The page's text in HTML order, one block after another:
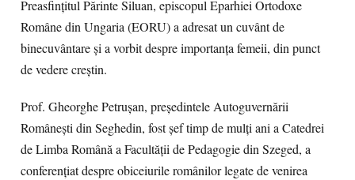
Preasfințitul Părinte Siluan, episcopul Eparhiei Ortodoxe
Române din Ungaria (EORU) a adresat un cuvânt de
binecuvântare și a vorbit despre importanța femeii, din punct
de vedere creștin.
Prof. Gheorghe Petrușan, președintele Autoguvernării
Românești din Seghedin, fost șef timp de mulți ani a Catedrei
de Limba Română a Facultății de Pedagogie din Szeged, a
conferențiat despre obiceiurile românilor legate de venirea